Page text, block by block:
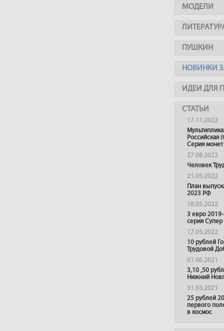
МОДЕЛИ
ПУШКИН
НОВИНКИ
ИДЕИ ДЛЯ
СТАТЬИ
17.11.2022
Российская
Серия монет
27.08.2022
Человек
21.05.2022
План
2023 РФ
18.05.2022
3 евро
серия
17.05.2022
10 рублей
Трудовой
01.06.2021
3,10 ,50
Нижний
31.03.2021
25 рублей
первого
в космос